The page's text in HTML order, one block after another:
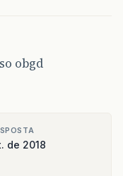
obgd
de 2018